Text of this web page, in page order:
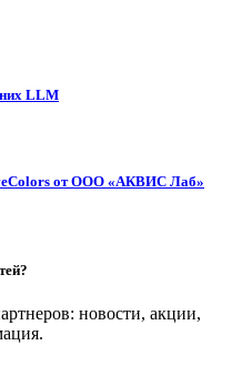
LLM
от ООО «АКВИС Лаб»
новости, акции,